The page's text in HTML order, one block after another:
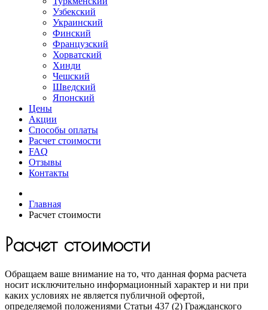
Узбекский
Украинский
Финский
Французский
Хорватский
Хинди
Чешский
Шведский
Японский
Цены
Акции
Способы оплаты
Расчет стоимости
FAQ
Отзывы
Контакты
Главная
Расчет стоимости
Расчет стоимости
Обращаем ваше внимание на то, что данная форма расчета
носит исключительно информационный характер и ни при
каких условиях не является публичной офертой,
определяемой положениями Статьи 437 (2) Гражданского